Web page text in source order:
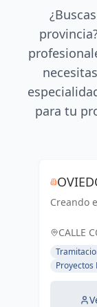
para tu
Creando
perduran
CALLE
Proyectos